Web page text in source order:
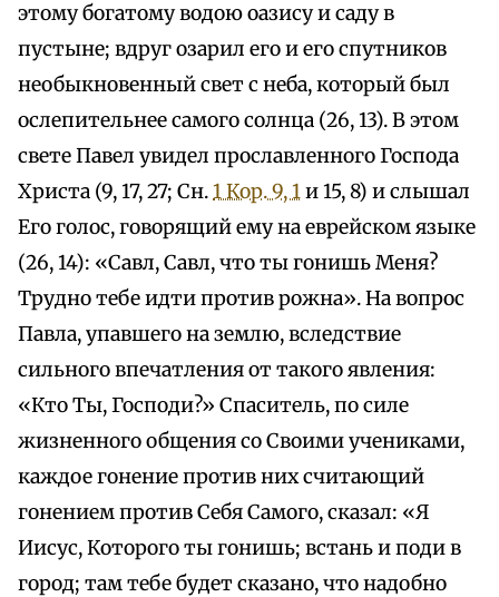
этому богатому водою оазису и саду в
пустыне; вдруг озарил его и его спутников
необыкновенный свет с неба, который был
ослепительнее самого солнца (26, 13). В этом
свете Павел увидел прославленного Господа
Христа (9, 17, 27; Сн.1 Кор. 9, 1и 15, 8) и слышал
Его голос, говорящий ему на еврейском языке
(26, 14): «Савл, Савл, что ты гонишь Меня?
Трудно тебе идти против рожна». На вопрос
Павла, упавшего на землю, вследствие
сильного впечатления от такого явления:
«Кто Ты, Господи?» Спаситель, по силе
жизненного общения со Своими учениками,
каждое гонение против них считающий
гонением против Себя Самого, сказал: «Я
Иисус, Которого ты гонишь; встань и поди в
город; там тебе будет сказано, что надобно